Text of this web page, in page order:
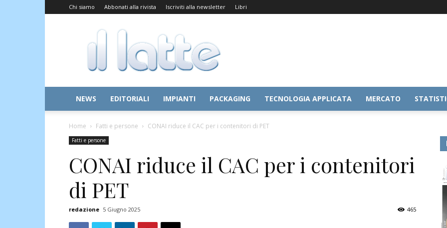
Chi siamo Abbonati alla rivista Iscriviti alla newsletter Libri
Il
Latte
NEWS EDITORIALI IMPIANTI PACKAGING TECNOLOGIA APPLICATA MERCATO
Home Fatti e persone CONAI riduce il CAC per i contenitori di PET
Fatti e persone
CONAI riduce il CAC per i contenitori
di PET
redazione 5 Giugno 2025 465